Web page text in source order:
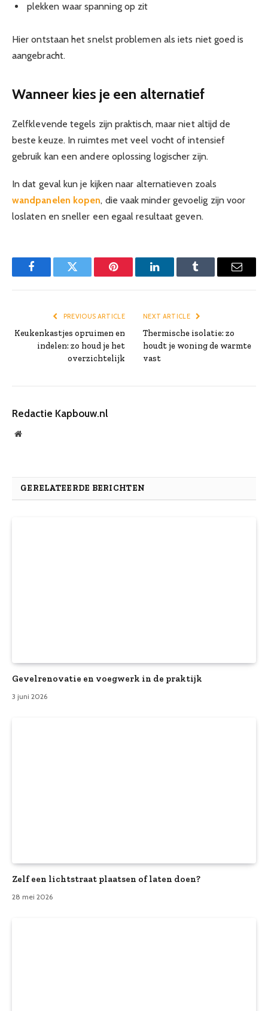
plekken waar spanning op zit
Hier ontstaan het snelst problemen als iets niet goed is
aangebracht.
Wanneer kies je een alternatief
Zelfklevende tegels zijn praktisch, maar niet altijd de
beste keuze. In ruimtes met veel vocht of intensief
gebruik kan een andere oplossing logischer zijn.
In dat geval kun je kijken naar alternatieven zoals
wandpanelen kopen, die vaak minder gevoelig zijn voor
loslaten en sneller een egaal resultaat geven.
FacebookTwitter Pinterest LinkedInTumblr Email
PREVIOUS ARTICLE
Keukenkastjes opruimen en
indelen: zo houd je het
overzichtelijk
NEXT ARTICLE
Thermische isolatie: zo
houdt je woning de warmte
vast
Redactie Kapbouw.nl
Website
GERELATEERDE BERICHTEN
Gevelrenovatie en voegwerk in de praktijk
3 juni 2026
Zelf een lichtstraat plaatsen of laten doen?
28 mei 2026